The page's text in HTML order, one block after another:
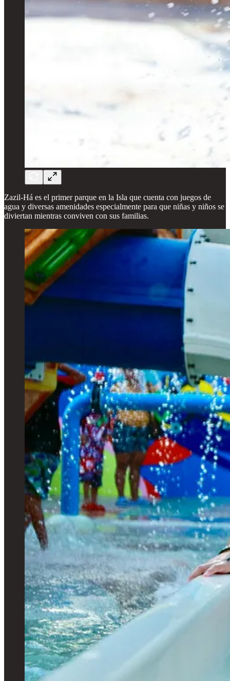
Zazil-Há es el primer parque en la Isla que cuenta con juegos de
agua y diversas amenidades especialmente para que niñas y niños se
diviertan mientras conviven con sus familias.